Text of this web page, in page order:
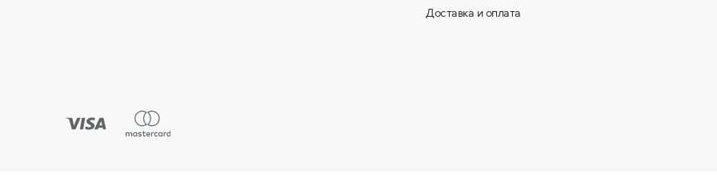
Доставка и оплата